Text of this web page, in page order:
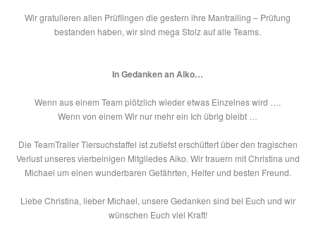
Wir gratulieren allen Prüflingen die gestern ihre Mantrailing – Prüfung
bestanden haben, wir sind mega Stolz auf alle Teams.
In Gedanken an Aiko…
Wenn aus einem Team plötzlich wieder etwas Einzelnes wird ….
Wenn von einem Wir nur mehr ein Ich übrig bleibt …
Die TeamTrailer Tiersuchstaffel ist zutiefsterschüttert über den tragischen
Verlust unseres vierbeinigen Mitgliedes Aiko. Wir trauern mit Christina und
Michael um einen wunderbaren Gefährten, Helfer und besten Freund.
Liebe Christina, lieber Michael, unsere Gedanken sind bei Euch und wir
wünschen Euch viel Kraft!